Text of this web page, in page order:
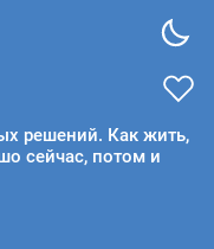
решений. Как жить,
сейчас, потом и